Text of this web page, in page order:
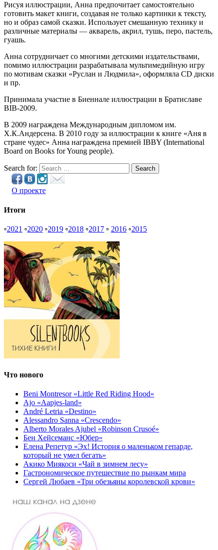
Рисуя иллюстрации, Анна предпочитает самостоятельно
готовить макет книги, создавая не только картинки к тексту,
но и образ самой сказки. Использует смешанную технику и
различные материалы — акварель, акрил, тушь, перо, пастель,
гуашь.
Анна сотрудничает со многими детскими издательствами,
помимо иллюстрации разрабатывала мультимедийную игру
по мотивам сказки «Руслан и Людмила», оформляла CD диски
и пр.
Принимала участие в Биеннале иллюстрации в Братиславе
BIB-2009.
В 2009 награждена Международным дипломом им.
Х.К.Андерсена. В 2010 году за иллюстрации к книге «Аня в
стране чудес» Анна награждена премией IBBY (International
Board on Books for Young people).
Search for: Search
О проекте
Итоги
▫2021 ▫2020 ▫2019 ▫2018 ▫2017 ▫ 2016 ▫2015
Что нового
Beni Montresor «Little Red Riding Hood»
Ajo «Aapjes-land»
André Letria «Destino»
Alessandro Sanna «Crescendo»
Alberto Morales Ajubel «Robinson Crusoé»
Бен Хейсеманс «Юбер»
Елена Репетур «Эх! История о маленьком гепарде,
который не умел бегать»
Акико Миякоси «Чай в зимнем лесу»
Гастрономическое путешествие по рынкам мира
Сергей Любаев «Три обезьяны королевской крови»